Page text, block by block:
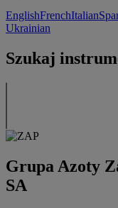
EnglishFrenchItalian
Ukrainian
Szukaj
Grupa Azoty
SA